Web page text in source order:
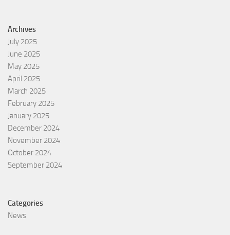
Archives
July 2025
June 2025
May 2025
April 2025
March 2025
February 2025
January 2025
December 2024
November 2024
October 2024
September 2024
Categories
News